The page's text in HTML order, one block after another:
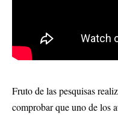
Fruto de las pesquisas
comprobar que uno de los